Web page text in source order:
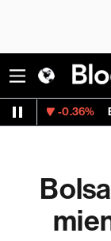
ETH/USD